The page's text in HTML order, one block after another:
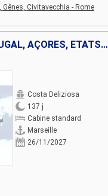
Gênes, Civitavecchia - Rome
FRANCE, ESPAGNE, PORTUGAL, AÇORES, ÉTATS-UNIS, FLORIDE (USA), PANAMA, MEXIQUE, ÉTATS-UNIS, HAWAII, NOUVELLE-ZÉLANDE, AUSTRALIE, JAPON, MALAISIE, AFRIQUE DU SUD
Costa Deliziosa
137 j
Cabine standard
Marseille
26/11/2027